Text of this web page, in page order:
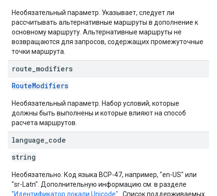
Необязательный параметр. Указывает, следует ли
рассчитывать альтернативные маршруты в дополнение к
основному маршруту. Альтернативные маршруты не
возвращаются для запросов, содержащих промежуточные
точки маршрута.
route modifiers
RouteModifiers
Необязательный параметр. Набор условий, которые
должны быть выполнены и которые влияют на способ
расчета маршрутов.
language code
string
Необязательно. Код языка BCP-47, например, "en-US" или
"sr-Latn". Дополнительную информацию см. в разделе
"Идентификатор локали Unicode" . Список поддерживаемых